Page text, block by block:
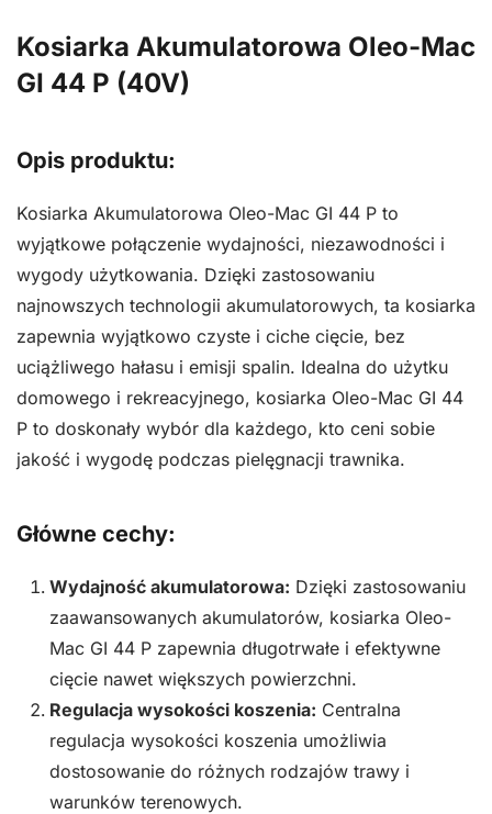
elektryczna
do
dealer
MAC
GI
44
(40V)
Kosiarka Akumulatorowa Oleo-Mac
GI 44 P (40V)
Opis produktu:
Kosiarka Akumulatorowa Oleo-Mac GI 44 P to
wyjątkowe połączenie wydajności, niezawodności i
wygody użytkowania. Dzięki zastosowaniu
najnowszych technologii akumulatorowych, ta kosiarka
zapewnia wyjątkowo czyste i ciche cięcie, bez
uciążliwego hałasu i emisji spalin. Idealna do użytku
domowego i rekreacyjnego, kosiarka Oleo-Mac GI 44
P to doskonały wybór dla każdego, kto ceni sobie
jakość i wygodę podczas pielęgnacji trawnika.
Główne cechy:
Wydajność akumulatorowa: Dzięki zastosowaniu
zaawansowanych akumulatorów, kosiarka Oleo-
Mac GI 44 P zapewnia długotrwałe i efektywne
cięcie nawet większych powierzchni.
Regulacja wysokości koszenia: Centralna
regulacja wysokości koszenia umożliwia
dostosowanie do różnych rodzajów trawy i
warunków terenowych.